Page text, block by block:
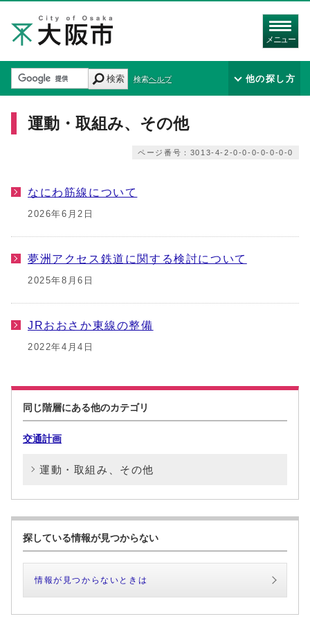
メニュー
検索 検索ヘルプ 他の探し方
運動・取組み、その他
ページ番号：3013-4-2-0-0-0-0-0-0-0
なにわ筋線について
2026年6月2日
夢洲アクセス鉄道に関する検討について
2025年8月6日
JRおおさか東線の整備
2022年4月4日
同じ階層にある他のカテゴリ
交通計画
運動・取組み、その他
探している情報が見つからない
情報が見つからないときは